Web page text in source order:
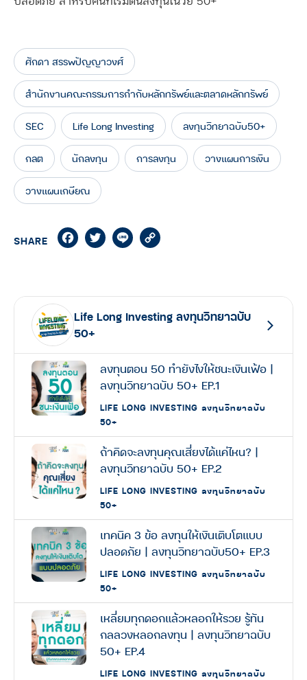
ศักดา สรรพปัญญาวงศ์
สำนักงานคณะกรรมการกำกับหลักทรัพย์และตลาดหลักทรัพย์
SEC Life Long Investing ลงทุนวิทยาฉบับ50+
กลต นักลงทุน การลงทุน วางแผนการเงิน
วางแผนเกษียณ
SHARE FacebookTwitterLine
Life Long Investing ลงทุนวิทยาฉบับ
50+
ลงทุนตอน 50 ทำยังไงให้ชนะเงินเฟ้อ |
ลงทุนวิทยาฉบับ 50+ EP.1
LIFE LONG INVESTING ลงทุนวิทยาฉบับ
50+
ถ้าคิดจะลงทุนคุณเสี่ยงได้แค่ไหน? |
ลงทุนวิทยาฉบับ 50+ EP.2
LIFE LONG INVESTING ลงทุนวิทยาฉบับ
50+
เทคนิค 3 ข้อ ลงทุนให้เงินเติบโตแบบ
ปลอดภัย | ลงทุนวิทยาฉบับ50+ EP.3
LIFE LONG INVESTING ลงทุนวิทยาฉบับ
50+
เหลี่ยมทุกดอกแล้วหลอกให้รวย รู้ทัน
กลลวงหลอกลงทุน | ลงทุนวิทยาฉบับ
50+ EP.4
LIFE LONG INVESTING ลงทุนวิทยาฉบับ